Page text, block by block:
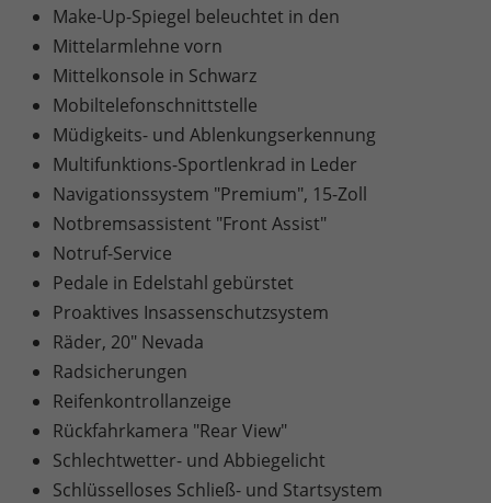
Make-Up-Spiegel beleuchtet in den
Mittelarmlehne vorn
Mittelkonsole in Schwarz
Mobiltelefonschnittstelle
Müdigkeits- und Ablenkungserkennung
Multifunktions-Sportlenkrad in Leder
Navigationssystem "Premium", 15-Zoll
Notbremsassistent "Front Assist"
Notruf-Service
Pedale in Edelstahl gebürstet
Proaktives Insassenschutzsystem
Räder, 20" Nevada
Radsicherungen
Reifenkontrollanzeige
Rückfahrkamera "Rear View"
Schlechtwetter- und Abbiegelicht
Schlüsselloses Schließ- und Startsystem